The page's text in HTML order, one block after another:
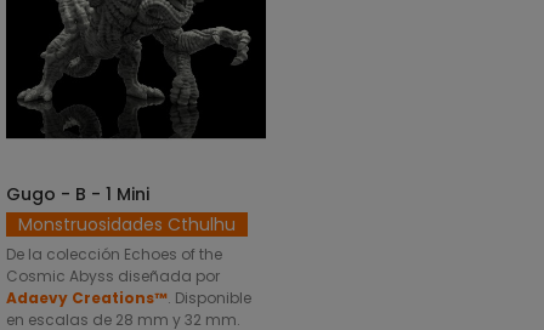
SELECCIONAR OPCIONES
Gugo - B - 1 Mini
Monstruosidades Cthulhu
De la colección Echoes of the
Cosmic Abyss diseñada por
Adaevy Creations™. Disponible
en escalas de 28 mm y 32 mm.